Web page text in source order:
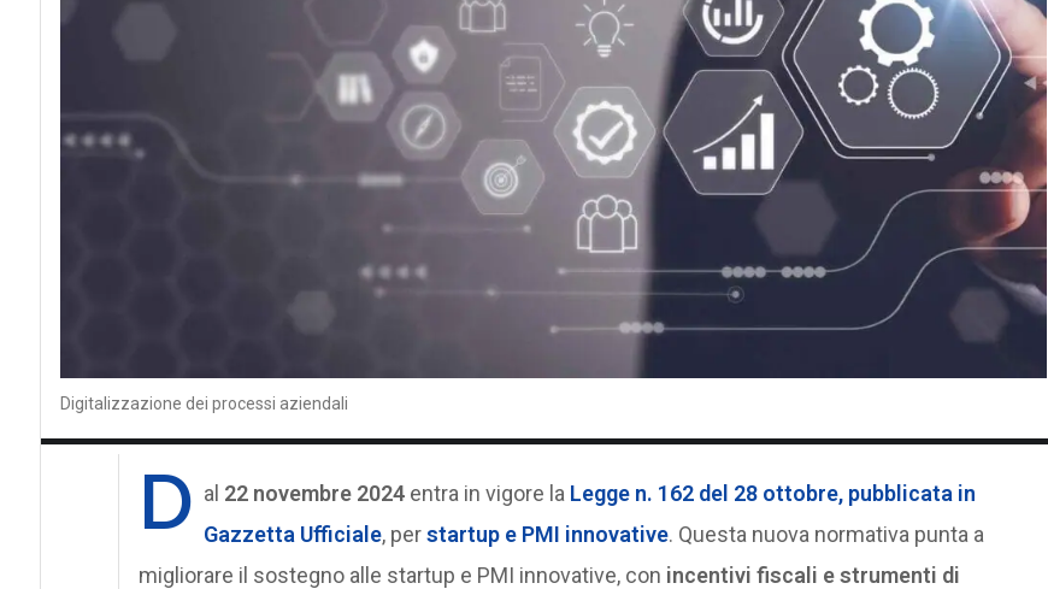
Digitalizzazione dei processi aziendali
D al 22 novembre 2024entra in vigore la Legge n. 162 del 28 ottobre, pubblicata in
Gazzetta Ufficiale, perstartup e PMI innovative. Questa nuova normativa punta a
migliorare il sostegno alle startup e PMI innovative, con incentivi fiscali e strumenti di
Documenti digitali